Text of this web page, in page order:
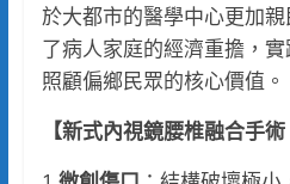
於大都市的醫學中心更加
了病人家庭的經濟重擔，
照顧偏鄉民眾的核心價值。
【新式內視鏡腰椎融合手術